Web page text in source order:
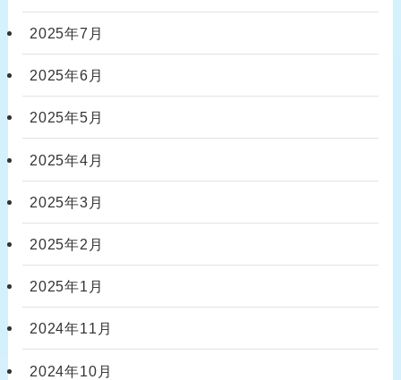
2025年7月
2025年6月
2025年5月
2025年4月
2025年3月
2025年2月
2025年1月
2024年11月
2024年10月